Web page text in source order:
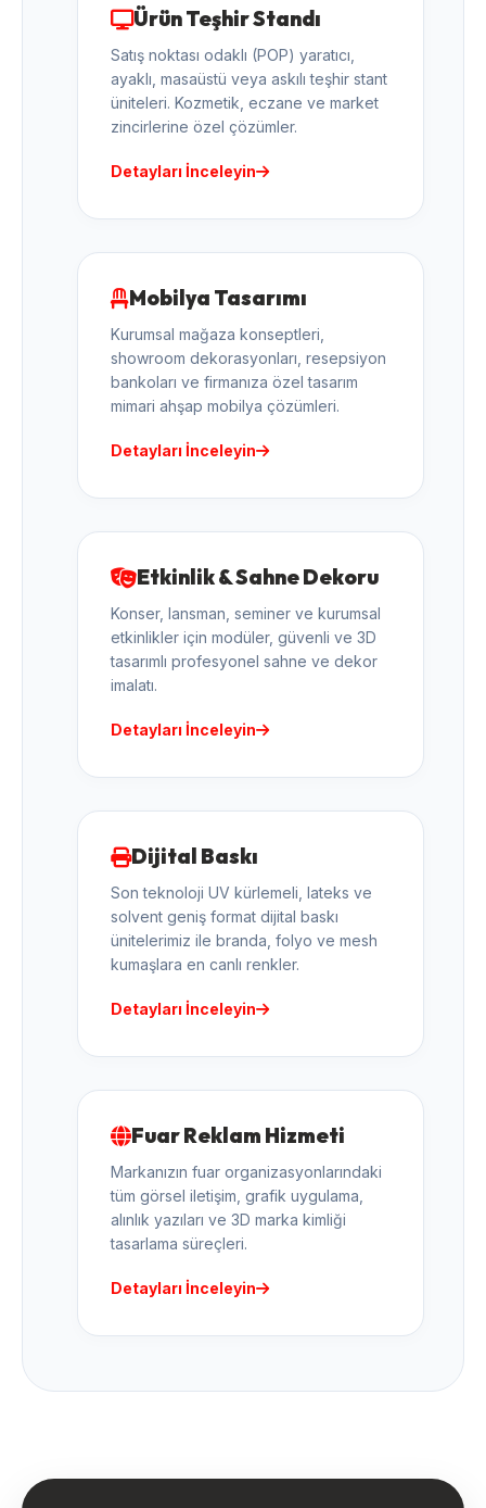
Ürün Teşhir Standı
Satış noktası odaklı (POP) yaratıcı,
ayaklı, masaüstü veya askılı teşhir stant
üniteleri. Kozmetik, eczane ve market
zincirlerine özel çözümler.
Detayları İnceleyin
Mobilya Tasarımı
Kurumsal mağaza konseptleri,
showroom dekorasyonları, resepsiyon
bankoları ve firmanıza özel tasarım
mimari ahşap mobilya çözümleri.
Detayları İnceleyin
Etkinlik & Sahne Dekoru
Konser, lansman, seminer ve kurumsal
etkinlikler için modüler, güvenli ve 3D
tasarımlı profesyonel sahne ve dekor
imalatı.
Detayları İnceleyin
Dijital Baskı
Son teknoloji UV kürlemeli, lateks ve
solvent geniş format dijital baskı
ünitelerimiz ile branda, folyo ve mesh
kumaşlara en canlı renkler.
Detayları İnceleyin
Fuar Reklam Hizmeti
Markanızın fuar organizasyonlarındaki
tüm görsel iletişim, grafik uygulama,
alınlık yazıları ve 3D marka kimliği
tasarlama süreçleri.
Detayları İnceleyin